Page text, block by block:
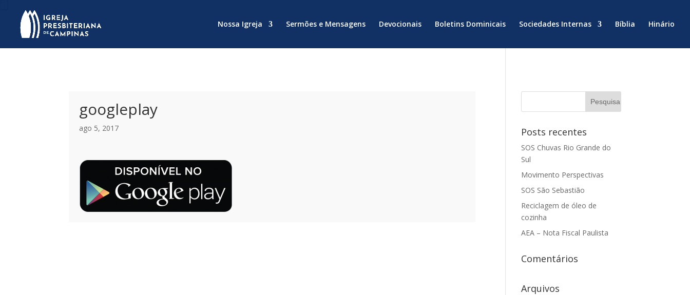
Nossa Igreja Sermões e Mensagens Devocionais Boletins Dominicais Sociedades Internas Bíblia Hinário
googleplay
ago 5, 2017 Posts recentes
SOS Chuvas Rio Grande do
Sul
Movimento Perspectivas
SOS São Sebastião
Reciclagem de óleo de
cozinha
AEA – Nota Fiscal Paulista
Comentários
Arquivos